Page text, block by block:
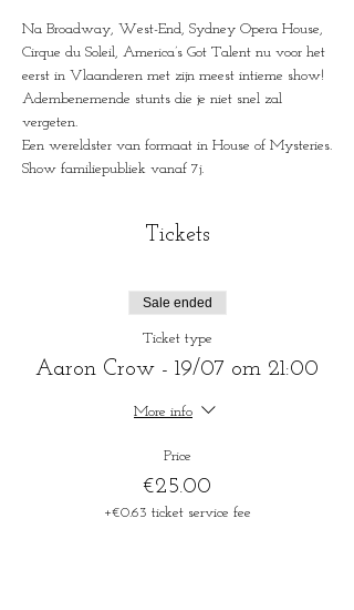
Na Broadway, West-End, Sydney Opera House,
Cirque du Soleil, America’s Got Talent nu voor het
eerst in Vlaanderen met zijn meest intieme show!
Adembenemende stunts die je niet snel zal
vergeten.
Een wereldster van formaat in House of Mysteries.
Show familiepubliek vanaf 7j.
Tickets
Sale ended
Ticket type
Aaron Crow - 19/07 om 21:00
More info
Price
€25.00
+€0.63 ticket service fee